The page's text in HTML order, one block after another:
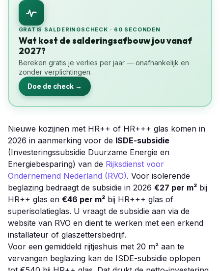
GRATIS SALDERINGSCHECK · 60 SECONDEN
Wat kost de salderingsafbouw jou vanaf
2027?
Bereken gratis je verlies per jaar — onafhankelijk en
zonder verplichtingen.
Doe de check →
Nieuwe kozijnen met HR++ of HR+++ glas komen in
2026 in aanmerking voor de ISDE-subsidie
(Investeringssubsidie Duurzame Energie en
Energiebesparing) van de Rijksdienst voor
Ondernemend Nederland (RVO). Voor isolerende
beglazing bedraagt de subsidie in 2026 €27 per m² bij
HR++ glas en €46 per m² bij HR+++ glas of
superisolatieglas. U vraagt de subsidie aan via de
website van RVO en dient te werken met een erkend
installateur of glaszettersbedrijf.
Voor een gemiddeld rijtjeshuis met 20 m² aan te
vervangen beglazing kan de ISDE-subsidie oplopen